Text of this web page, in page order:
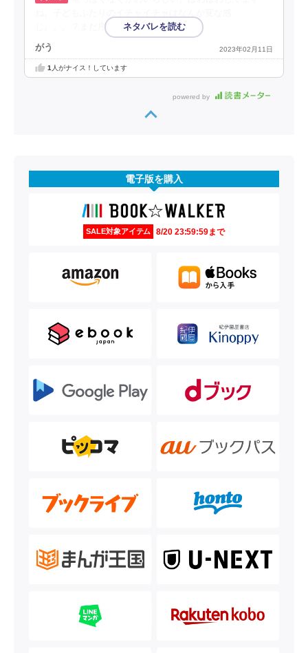
じ。。。？まだ序盤感。
がう 2023年02月11日
1 人がナイス！しています
powered by
電子版を購入
SALE対象アイテム 8/20 23:59:59まで